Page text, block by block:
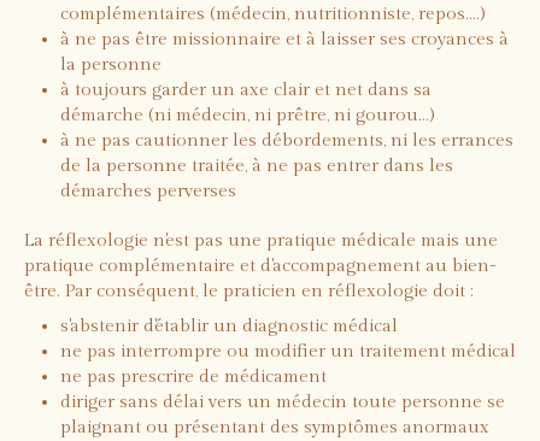
complémentaires (médecin, nutritionniste, repos....)
à ne pas être missionnaire et à laisser ses croyances à
la personne
à toujours garder un axe clair et net dans sa
démarche (ni médecin, ni prêtre, ni gourou...)
à ne pas cautionner les débordements, ni les errances
de la personne traitée, à ne pas entrer dans les
démarches perverses
La réflexologie n'est pas une pratique médicale mais une
pratique complémentaire et d'accompagnement au bien-
être. Par conséquent, le praticien en réflexologie doit :
s'abstenir d'établir un diagnostic médical
ne pas interrompre ou modifier un traitement médical
ne pas prescrire de médicament
diriger sans délai vers un médecin toute personne se
plaignant ou présentant des symptômes anormaux